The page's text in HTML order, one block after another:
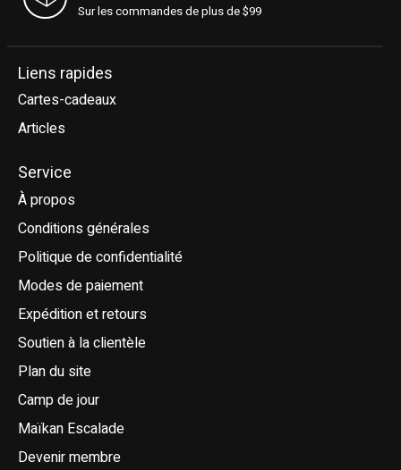
Sur les commandes de plus de $99
Liens rapides
Cartes-cadeaux
Articles
Service
À propos
Conditions générales
Politique de confidentialité
Modes de paiement
Expédition et retours
Soutien à la clientèle
Plan du site
Camp de jour
Maïkan Escalade
Devenir membre